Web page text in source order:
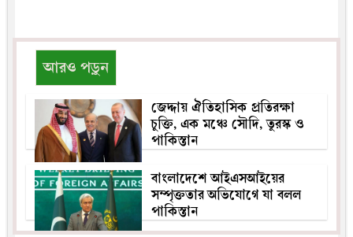
আরও পড়ুন
জেদ্দায় ঐতিহাসিক প্রতিরক্ষা
চুক্তি, এক মঞ্চে সৌদি, তুরস্ক ও
পাকিস্তান
বাংলাদেশে আইএসআইয়ের
সম্পৃক্ততার অভিযোগে যা বলল
পাকিস্তান